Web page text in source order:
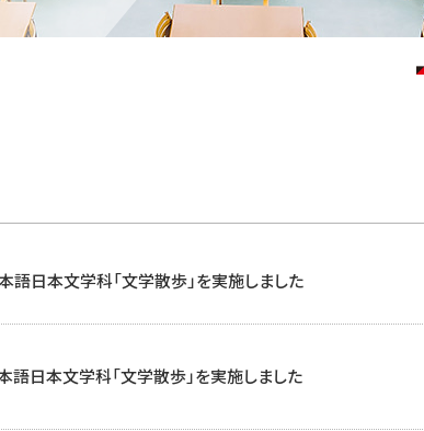
語日本文学科「文学散歩」を実施しました
語日本文学科「文学散歩」を実施しました